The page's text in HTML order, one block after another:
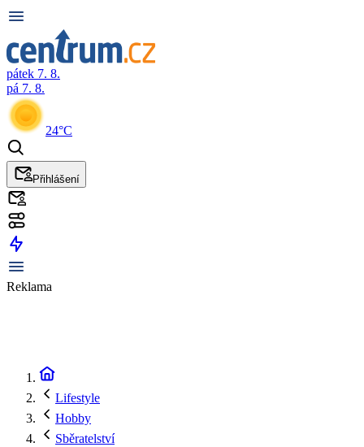
pátek 7. 8.
pá 7. 8.
24°C
Přihlášení
Reklama
Lifestyle
Hobby
Sběratelství